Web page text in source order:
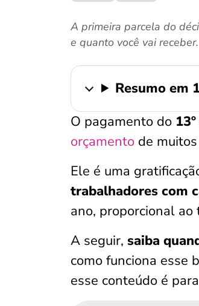
A primeira parcela do
e quanto você vai receber.
Resumo em
O pagamento do
orçamento de
Ele é uma
trabalhadores com
ano, proporcional
A seguir, saiba
como funciona esse
esse conteúdo é